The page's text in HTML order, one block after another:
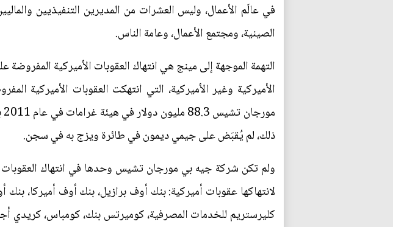
في عالَم الأعمال، وليس العشرات من المديرين التنفيذيين
الصينية، ومجتمع الأعمال، وعامة الناس.
التهمة الموجهة إلى مينج هي انتهاك العقوبات الأميركية
الأميركية وغير الأميركية، التي انتهكت العقوبات
ذلك، لم يُقبَض على جيمي ديمون في طائرة ويزج به في سجن.
لانتهاكها عقوبات أميركية: بنك أوف برازيل، بنك أوف أميركا،
كليرستريم للخدمات المصرفية، كوميرتس بنك، كومباس، كريدي